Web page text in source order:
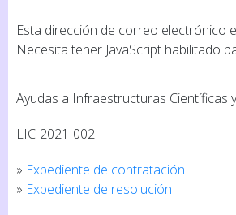
Esta dirección de correo electrónico
Necesita tener JavaScript habilitado
Ayudas a Infraestructuras Científicas
LIC-2021-002
» Expediente de contratación
» Expediente de resolución